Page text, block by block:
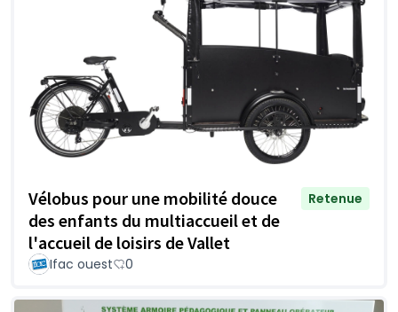
Vélobus pour une mobilité douce
des enfants du multiaccueil et de
l'accueil de loisirs de Vallet
Retenue
Ifac ouest 0